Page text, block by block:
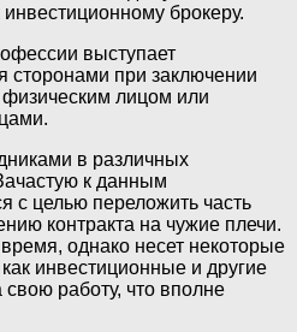
брокеру.
выступает
сторонами при заключении
лицом или
в различных
к данным
с целью переложить часть
контракта на чужие плечи.
однако несет некоторые
инвестиционные и другие
работу, что вполне